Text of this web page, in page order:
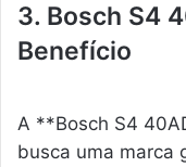
3. Bosch S4
Benefício
A **Bosch S4
busca uma marca